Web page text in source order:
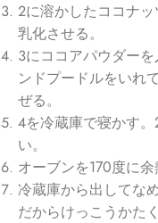
２に溶かしたココナ
乳化させる。
３にココアパウダー
ンドプードルをいれ
ぜる。
４を冷蔵庫で寝かす
い。
オーブンを170度に余
冷蔵庫から出してな
だからけっこうかた